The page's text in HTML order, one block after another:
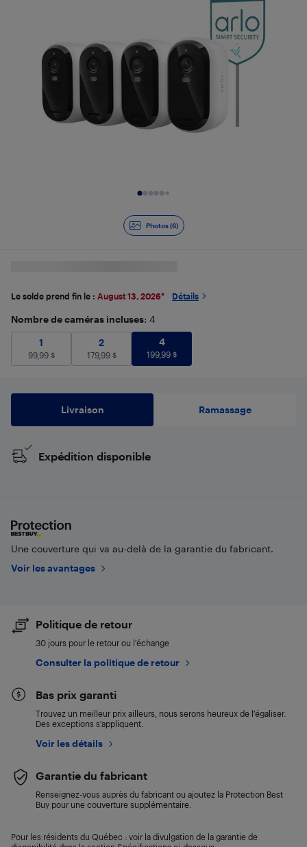
Photos (6)
Le solde prend fin le : August 13, 2026* Détails
Nombre de caméras incluses: 4
1
1
99,99$
2
2
179,99$
4
4
199,99 $
Livraison Ramassage
Expédition disponible
Une couverture qui va au-delà de la garantie du fabricant.
Voir les avantages
Politique de retour
30 jours pour le retour ou l’échange
Consulter la politique de retour
Bas prix garanti
Trouvez un meilleur prix ailleurs, nous serons heureux de l’égaliser.
Des exceptions s’appliquent.
Voir les détails
Garantie du fabricant
Renseignez-vous auprès du fabricant ou ajoutez la Protection Best
Buy pour une couverture supplémentaire.
Pour les résidents du Québec : voir la divulgation de la garantie de